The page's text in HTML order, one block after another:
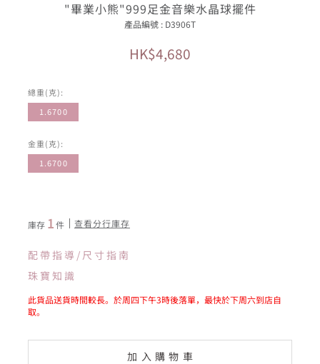
"畢業小熊"999足金音樂水晶球擺件
產品編號 : D3906T
HK$4,680
總重(克):
1.6700
金重(克):
1.6700
庫存 1件 查看分行庫存
配帶指導/尺寸指南
珠寶知識
此貨品送貨時間較長。於周四下午3時後落單，最快於下周六到店自
取。
加入購物車